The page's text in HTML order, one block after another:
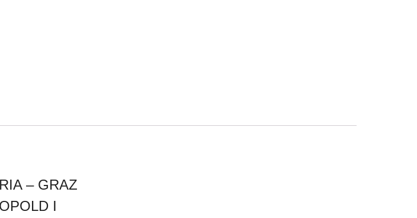
– GRAZ
I